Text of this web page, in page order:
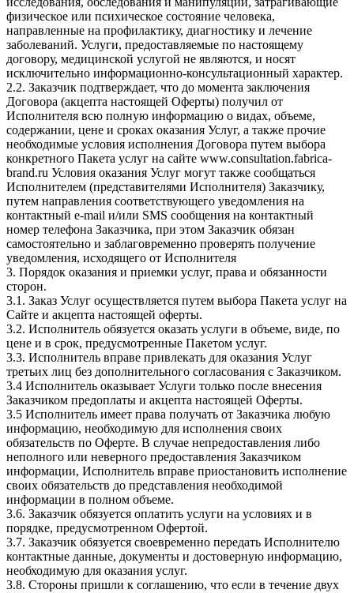
физическое или психическое состояние человека,
направленные на профилактику, диагностику и лечение
заболеваний. Услуги, предоставляемые по настоящему
договору, медицинской услугой не являются, и носят
исключительно информационно-консультационный характер.
2.2. Заказчик подтверждает, что до момента заключения
Договора (акцепта настоящей Оферты) получил от
Исполнителя всю полную информацию о видах, объеме,
содержании, цене и сроках оказания Услуг, а также прочие
необходимые условия исполнения Договора путем выбора
конкретного Пакета услуг на сайте www.consultation.fabrica-
brand.ru Условия оказания Услуг могут также сообщаться
Исполнителем (представителями Исполнителя) Заказчику,
путем направления соответствующего уведомления на
контактный e-mail и/или SMS сообщения на контактный
номер телефона Заказчика, при этом Заказчик обязан
самостоятельно и заблаговременно проверять получение
уведомления, исходящего от Исполнителя
3. Порядок оказания и приемки услуг, права и обязанности
сторон.
3.1. Заказ Услуг осуществляется путем выбора Пакета услуг на
Сайте и акцепта настоящей оферты.
3.2. Исполнитель обязуется оказать услуги в объеме, виде, по
цене и в срок, предусмотренные Пакетом услуг.
3.3. Исполнитель вправе привлекать для оказания Услуг
третьих лиц без дополнительного согласования с Заказчиком.
3.4 Исполнитель оказывает Услуги только после внесения
Заказчиком предоплаты и акцепта настоящей Оферты.
3.5 Исполнитель имеет права получать от Заказчика любую
информацию, необходимую для исполнения своих
обязательств по Оферте. В случае непредоставления либо
неполного или неверного предоставления Заказчиком
информации, Исполнитель вправе приостановить исполнение
своих обязательств до представления необходимой
информации в полном объеме.
3.6. Заказчик обязуется оплатить услуги на условиях и в
порядке, предусмотренном Офертой.
3.7. Заказчик обязуется своевременно передать Исполнителю
контактные данные, документы и достоверную информацию,
необходимую для оказания услуг.
3.8. Стороны пришли к соглашению, что если в течение двух